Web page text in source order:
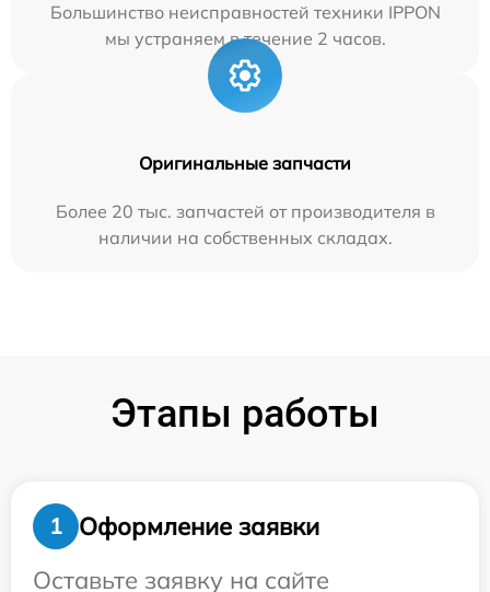
Большинство неисправностей техники IPPON
мы устраняем в течение 2 часов.
Оригинальные запчасти
Более 20 тыс. запчастей от производителя в
наличии на собственных складах.
Этапы работы
1
Оформление заявки
Оставьте заявку на сайте